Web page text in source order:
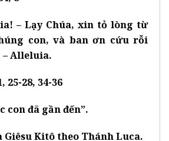
– Lạy Chúa, xin tỏ lòng từ
con, và ban ơn cứu rỗi
– Alleluia.
25-28, 34-36
con đã gần đến”.
Giêsu Kitô theo Thánh Luca.